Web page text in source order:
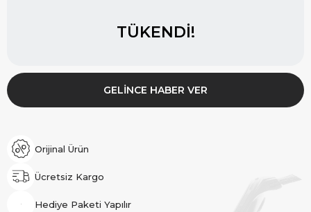
TÜKENDI!
GELINCE HABER VER
Orijinal Ürün
Ücretsiz Kargo
Hediye Paketi Yapılır